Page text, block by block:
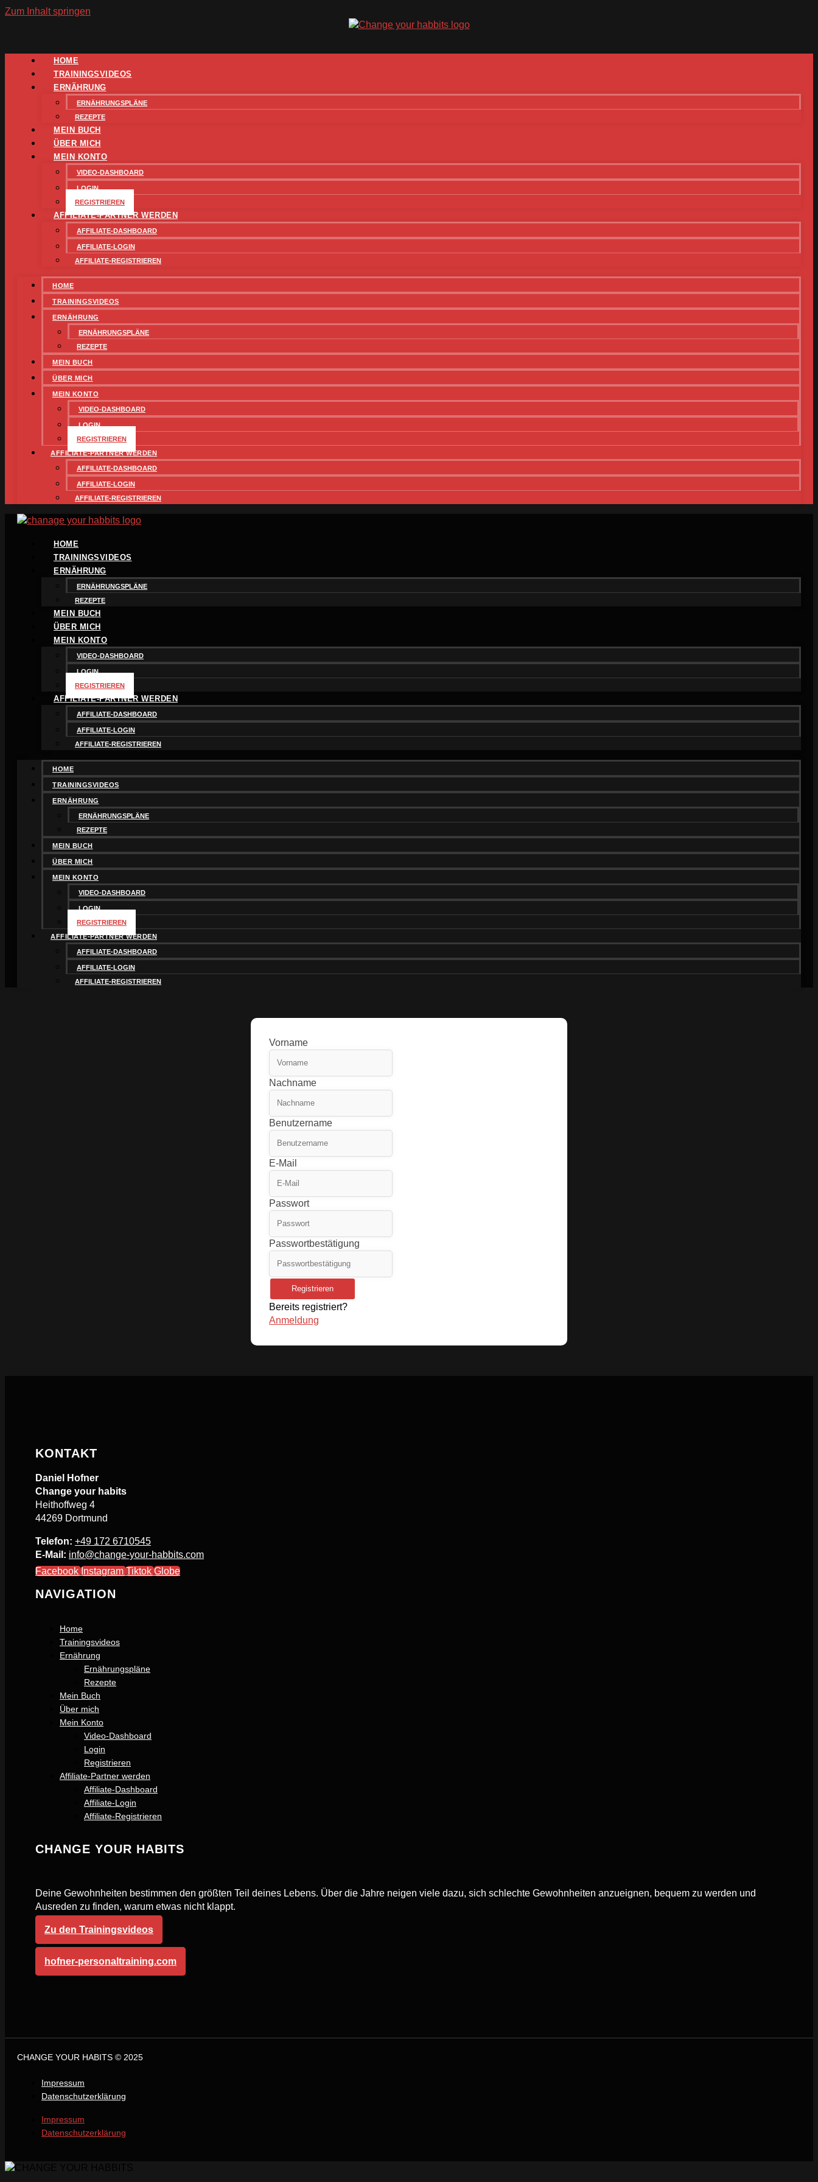
Zum Inhalt springen
HOME
TRAININGSVIDEOS
ERNÄHRUNG
ERNÄHRUNGSPLÄNE
REZEPTE
MEIN BUCH
ÜBER MICH
MEIN KONTO
VIDEO-DASHBOARD
LOGIN
REGISTRIEREN
AFFILIATE-PARTNER WERDEN
AFFILIATE-DASHBOARD
AFFILIATE-LOGIN
AFFILIATE-REGISTRIEREN
HOME
TRAININGSVIDEOS
ERNÄHRUNG
ERNÄHRUNGSPLÄNE
REZEPTE
MEIN BUCH
ÜBER MICH
MEIN KONTO
VIDEO-DASHBOARD
LOGIN
REGISTRIEREN
AFFILIATE-PARTNER WERDEN
AFFILIATE-DASHBOARD
AFFILIATE-LOGIN
AFFILIATE-REGISTRIEREN
HOME
TRAININGSVIDEOS
ERNÄHRUNG
ERNÄHRUNGSPLÄNE
REZEPTE
MEIN BUCH
ÜBER MICH
MEIN KONTO
VIDEO-DASHBOARD
LOGIN
REGISTRIEREN
AFFILIATE-PARTNER WERDEN
AFFILIATE-DASHBOARD
AFFILIATE-LOGIN
AFFILIATE-REGISTRIEREN
HOME
TRAININGSVIDEOS
ERNÄHRUNG
ERNÄHRUNGSPLÄNE
REZEPTE
MEIN BUCH
ÜBER MICH
MEIN KONTO
VIDEO-DASHBOARD
LOGIN
REGISTRIEREN
AFFILIATE-PARTNER WERDEN
AFFILIATE-DASHBOARD
AFFILIATE-LOGIN
AFFILIATE-REGISTRIEREN
Vorname
Nachname
Benutzername
E-Mail
Passwort
Passwortbestätigung
Registrieren
Bereits registriert?
Anmeldung
KONTAKT
Daniel Hofner
Change your habits
Heithoffweg 4
44269 Dortmund
Telefon: +49 172 6710545
E-Mail: info@change-your-habbits.com
Facebook Instagram Tiktok Globe
NAVIGATION
Home
Trainingsvideos
Ernährung
Ernährungspläne
Rezepte
Mein Buch
Über mich
Mein Konto
Video-Dashboard
Login
Registrieren
Affiliate-Partner werden
Affiliate-Dashboard
Affiliate-Login
Affiliate-Registrieren
CHANGE YOUR HABITS
Deine Gewohnheiten bestimmen den größten Teil deines Lebens. Über die Jahre neigen viele dazu, sich schlechte Gewohnheiten anzueignen, bequem zu werden und
Ausreden zu finden, warum etwas nicht klappt.
Zu den Trainingsvideos
hofner-personaltraining.com
CHANGE YOUR HABITS © 2025
Impressum
Datenschutzerklärung
Impressum
Datenschutzerklärung